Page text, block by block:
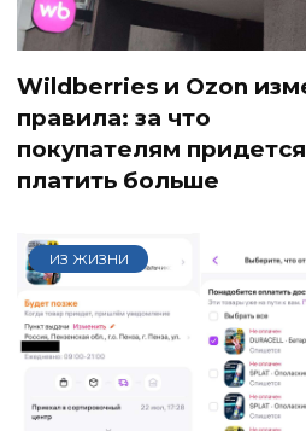
Wildberries и Ozon
правила: за что
покупателям придется
платить больше
ИЗ ЖИЗНИ